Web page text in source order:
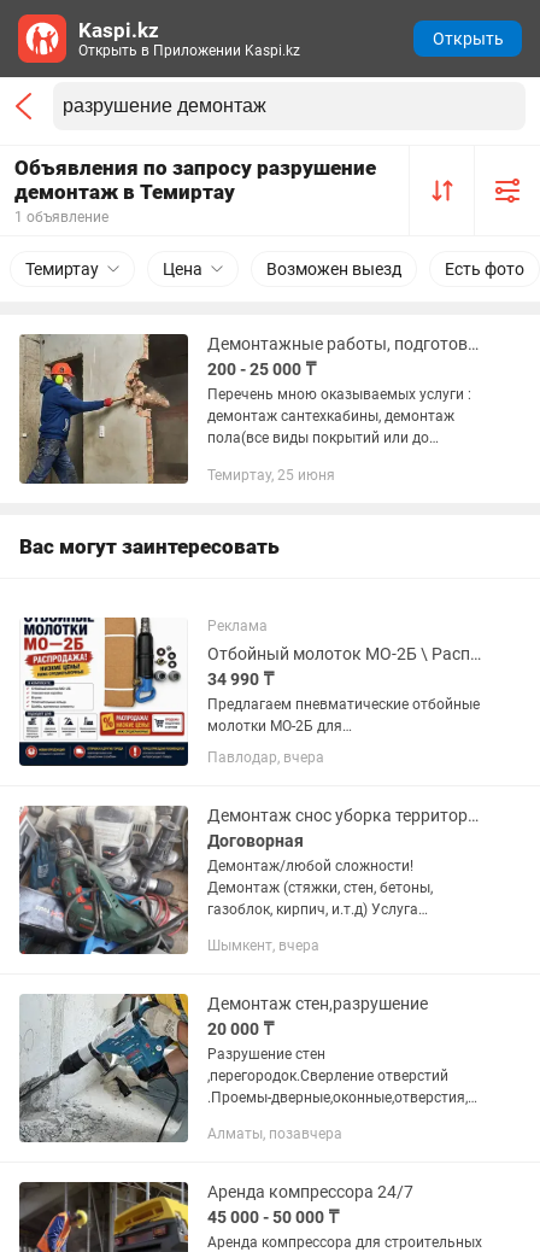
Объявления по запросу разрушение
демонтаж в Темиртау
1 объявление
Темиртау Цена Возможен выезд Есть фото
Демонтажные работы, подготовка к ремонту
200 - 25 000 ₸
Перечень мною оказываемых услуги :
демонтаж сантехкабины, демонтаж
пола(все виды покрытий или до
необходимости),демонтаж перегородок
Темиртау, 25 июня
Вас могут заинтересовать
Реклама
Отбойный молоток МО-2Б \ Распродажа \ Низкие цены
34 990 ₸
Предлагаем пневматические отбойные
молотки МО-2Б для
профессионального использования. В
наличии: — Пневматические отбойные
складского хранения —
Комплектация...
Павлодар, вчера
Демонтаж снос уборка территории ломаем Разрушение ! Грузчики и разнорабочие
Договорная
Демонтаж/любой сложности!
Демонтаж (стяжки, стен, бетоны,
газоблок, кирпич, и.т.д) Услуга
территории Снос (домов, зданий,
вывоз...
Шымкент, вчера
Демонтаж стен,разрушение
20 000 ₸
Разрушение стен
,перегородок.Сверление отверстий
.Проемы-дверные,оконные,отверстия,
перегородки.Снятие стяжки и
полов,фундамент,штраба.Борис
Алматы, позавчера
Аренда компрессора 24/7
45 000 - 50 000 ₸
Аренда компрессора для строительных
Kaspi.kz
Открыть в Приложении Kaspi.kz
Открыть